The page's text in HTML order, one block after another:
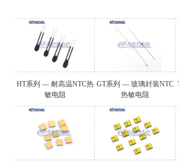
HT系列 — 耐高温NTC热
敏电阻
GT系列 — 玻璃封装NTC
热敏电阻